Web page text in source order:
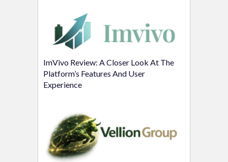
ImVivo Review: A Closer Look At The
Platform’s Features And User
Experience